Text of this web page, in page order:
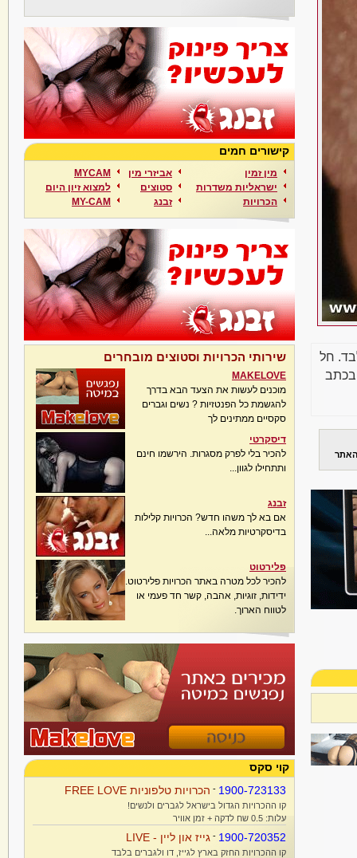
חל
בכתב
האתר
קישורים חמים
מין זמין
ישראליות משדרות
הכרויות
אביזרי מין
סטוצים
זבנג
MYCAM
למצוא זיון היום
MY-CAM
שירותי הכרויות וסטוצים מובחרים
MAKELOVE
מוכנים לעשות את הצעד הבא בדרך
להגשמת כל הפנטזיות ? נשים וגברים
סקסיים ממתינים לך
דיסקרטי
להכיר בלי לפרק מסגרות. הירשמו חינם
ותתחילו לגוון...
זבנג
אם בא לך משהו חדש? הכרויות קלילות
בדיסקרטיות מלאה...
פלירטוט
להכיר לכל מטרה באתר הכרויות פלירטוט.
ידידות, זוגיות, אהבה, קשר חד פעמי או
לטווח הארוך.
קוי סקס
1900-723133
- הכרויות טלפוניות FREE LOVE
קו ההכרויות הגדול בישראל לגברים ולנשים!
עלות: 0.5 שח לדקה + זמן אוויר
1900-720352
- גייז און ליין - LIVE
קו ההכרויות החזק בארץ לגייז, דו ולגברים בלבד